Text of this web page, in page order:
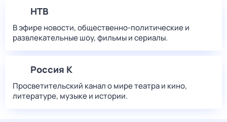
НТВ
В эфире новости, общественно-политические и
развлекательные шоу, фильмы и сериалы.
Россия К
Просветительский канал о мире театра и кино,
литературе, музыке и истории.